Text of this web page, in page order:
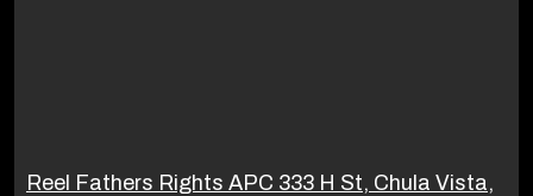
Reel Fathers Rights APC 333 H St, Chula Vista,